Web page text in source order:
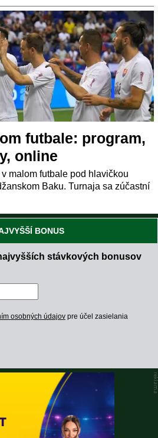
futbale: program,
online
malom futbale pod hlavičkou
Baku. Turnaja sa zúčastní
BONUS
stávkových bonusov
osobných údajov pre účel zasielania